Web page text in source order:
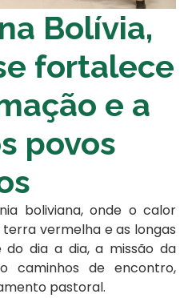
Bolívia,
fortalece
e a
povos
boliviana, onde o calor
vermelha e as longas
dia a dia, a missão da
caminhos de encontro,
pastoral.